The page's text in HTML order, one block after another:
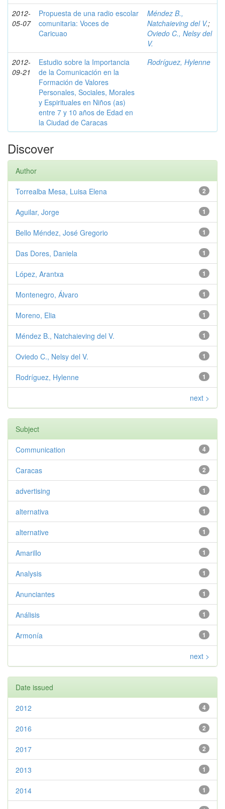
2012-
05-07
Propuesta de una radio escolar
comunitaria: Voces de
Caricuao
Méndez B.,
Natchaieving del V.;
Oviedo C., Nelsy del
V.
2012-
09-21
Estudio sobre la Importancia
de la Comunicación en la
Formación de Valores
Personales, Sociales, Morales
y Espirituales en Niños (as)
entre 7 y 10 años de Edad en
la Ciudad de Caracas
Rodríguez, Hylenne
Discover
Author
2
Torrealba Mesa, Luisa Elena
1
Aguilar, Jorge
1
Bello Méndez, José Gregorio
1
Das Dores, Daniela
1
López, Arantxa
1
Montenegro, Álvaro
1
Moreno, Elia
1
Méndez B., Natchaieving del V.
1
Oviedo C., Nelsy del V.
1
Rodríguez, Hylenne
next >
Subject
4
Communication
2
Caracas
1
advertising
1
alternativa
1
alternative
1
Amarillo
1
Analysis
1
Anunciantes
1
Análisis
1
Armonía
next >
Date issued
4
2012
2
2016
2
2017
1
2013
1
2014